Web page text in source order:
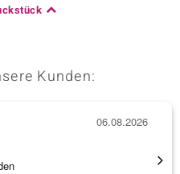
Kunden:
06.08.2026
Top